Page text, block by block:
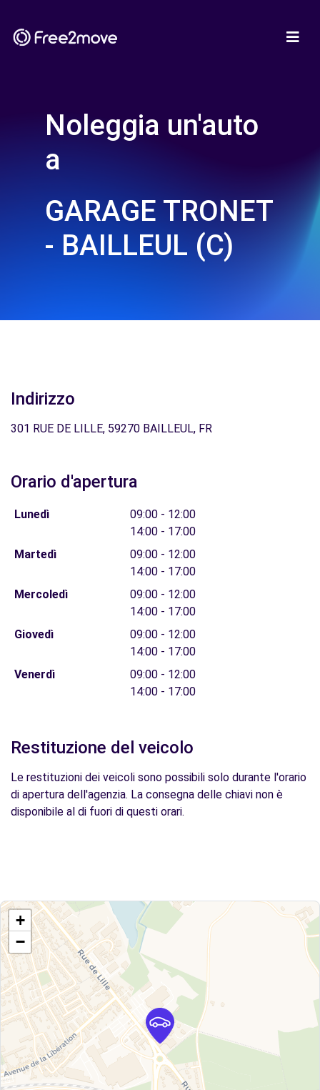
Noleggia un'auto
a
GARAGE TRONET
- BAILLEUL (C)
Indirizzo
301 RUE DE LILLE, 59270 BAILLEUL, FR
Orario d'apertura
Lunedì
09:00 - 12:00
14:00 - 17:00
Martedì
09:00 - 12:00
14:00 - 17:00
Mercoledì
09:00 - 12:00
14:00 - 17:00
Giovedì
09:00 - 12:00
14:00 - 17:00
Venerdì
09:00 - 12:00
14:00 - 17:00
Restituzione del veicolo
Le restituzioni dei veicoli sono possibili solo durante l'orario
di apertura dell'agenzia. La consegna delle chiavi non è
disponibile al di fuori di questi orari.
+
−